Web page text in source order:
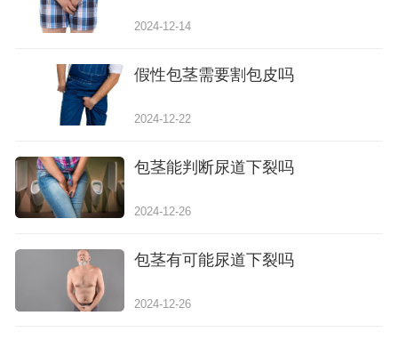
2024-12-14
假性包茎需要割包皮吗
2024-12-22
包茎能判断尿道下裂吗
2024-12-26
包茎有可能尿道下裂吗
2024-12-26